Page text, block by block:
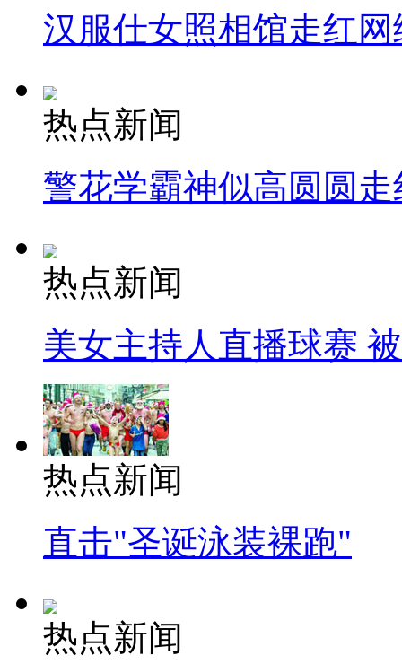
汉服仕女照相馆走红网
热点新闻
警花学霸神似高圆圆走
热点新闻
美女主持人直播球赛
热点新闻
直击"圣诞泳装裸跑"
热点新闻